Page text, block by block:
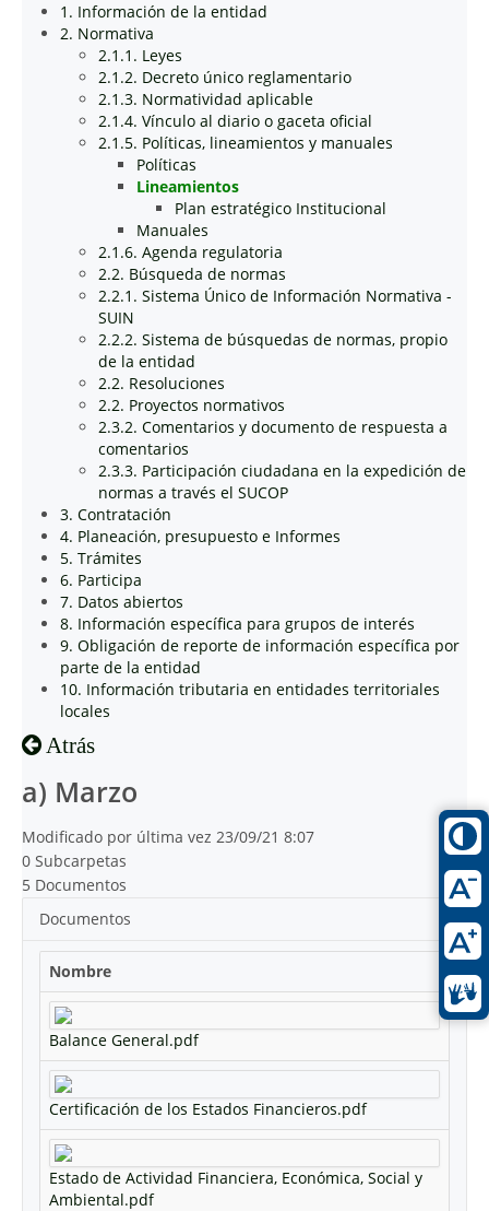
1. Información de la entidad
2. Normativa
2.1.1. Leyes
2.1.2. Decreto único reglamentario
2.1.3. Normatividad aplicable
2.1.4. Vínculo al diario o gaceta oficial
2.1.5. Políticas, lineamientos y manuales
Políticas
Lineamientos
Plan estratégico Institucional
Manuales
2.1.6. Agenda regulatoria
2.2. Búsqueda de normas
2.2.1. Sistema Único de Información Normativa -
SUIN
2.2.2. Sistema de búsquedas de normas, propio
de la entidad
2.2. Resoluciones
2.2. Proyectos normativos
2.3.2. Comentarios y documento de respuesta a
comentarios
2.3.3. Participación ciudadana en la expedición de
normas a través el SUCOP
3. Contratación
4. Planeación, presupuesto e Informes
5. Trámites
6. Participa
7. Datos abiertos
8. Información específica para grupos de interés
9. Obligación de reporte de información específica por
parte de la entidad
10. Información tributaria en entidades territoriales
locales
Atrás
a) Marzo
Modificado por última vez 23/09/21 8:07
0 Subcarpetas
5 Documentos
Documentos
Nombre
Balance General.pdf
Certificación de los Estados Financieros.pdf
Estado de Actividad Financiera, Económica, Social y
Ambiental.pdf